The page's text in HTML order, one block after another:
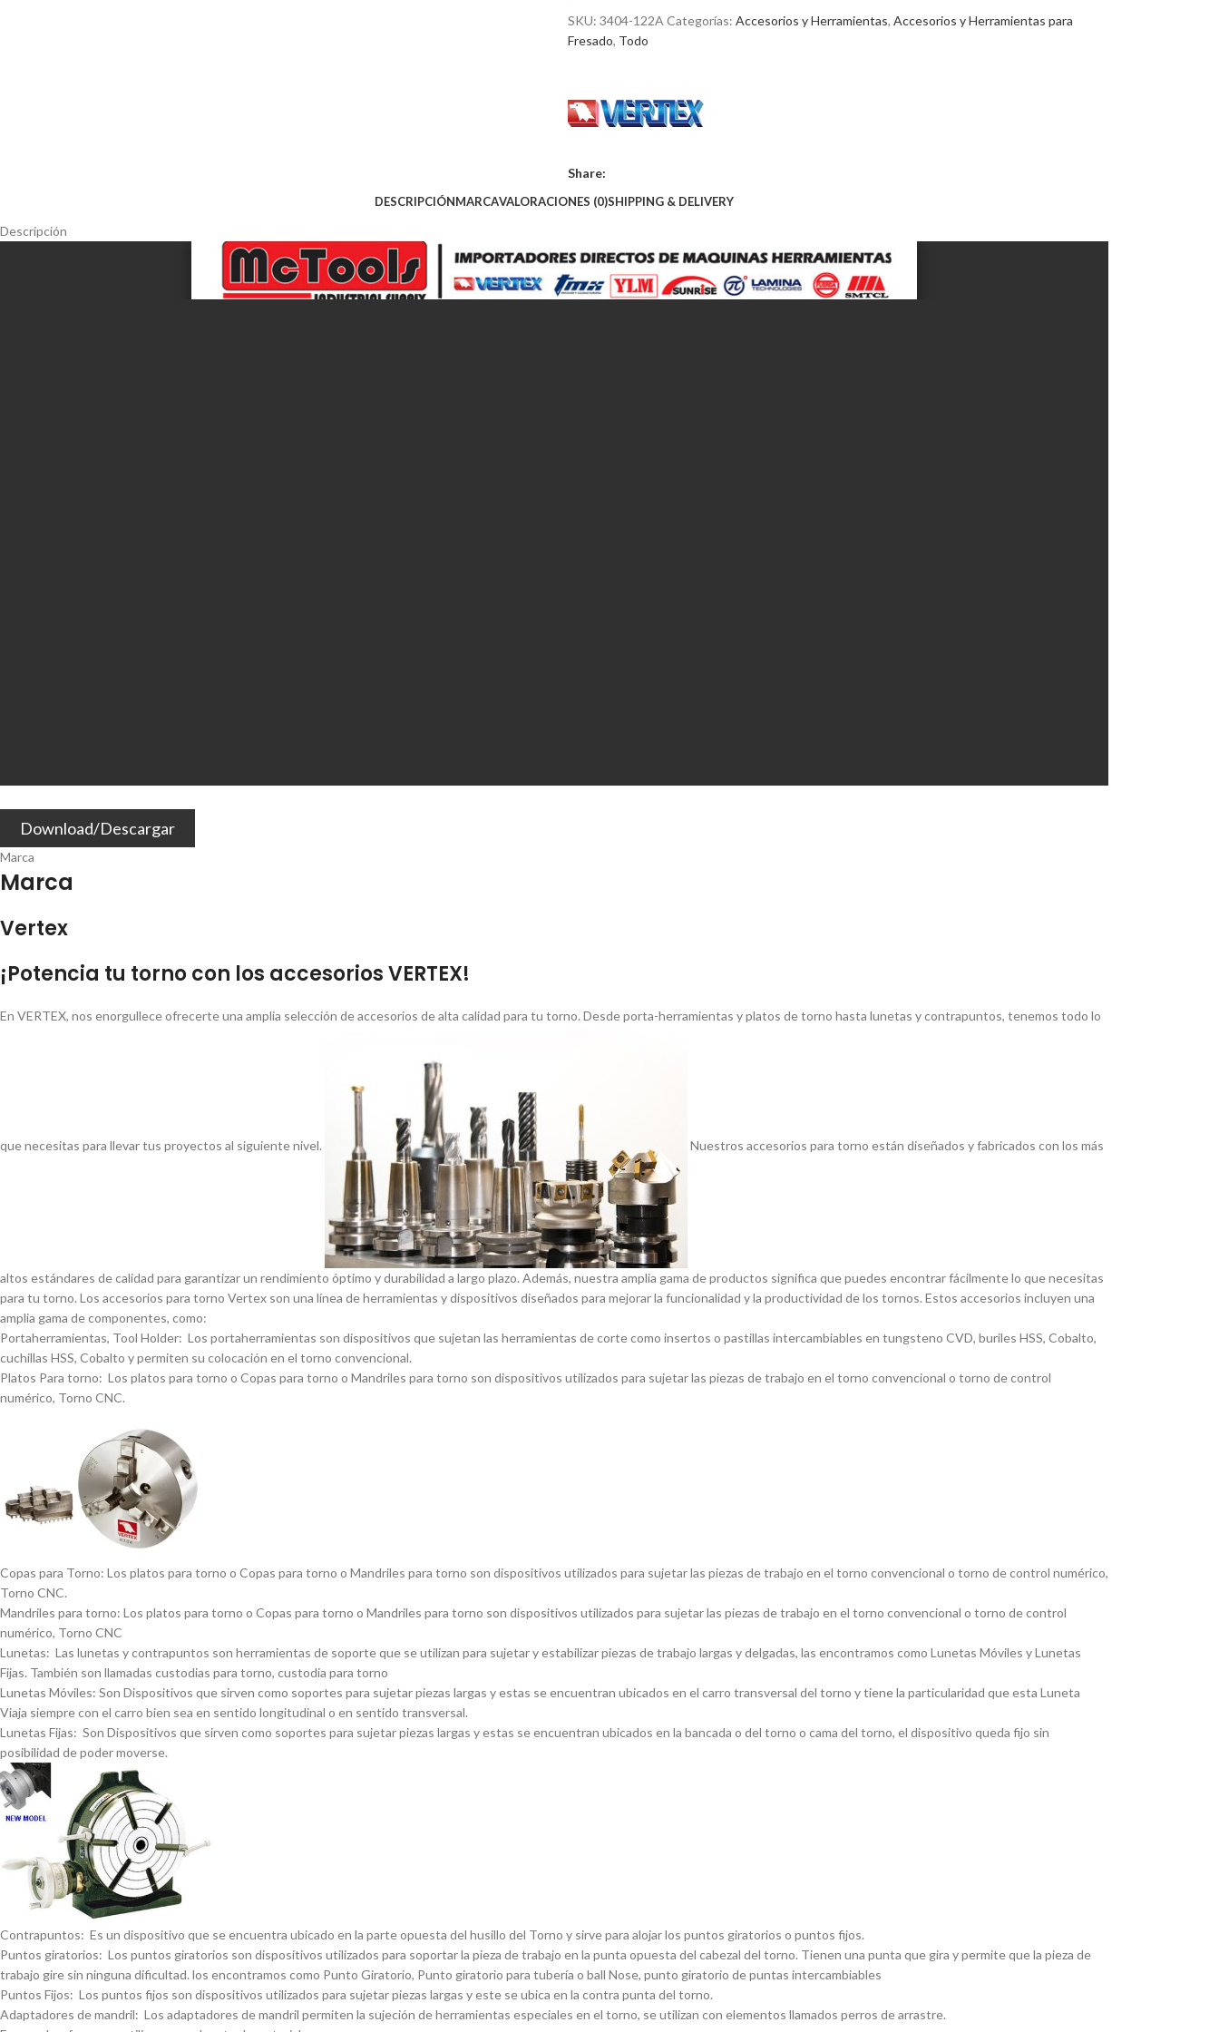
SKU: 3404-122A Categorías: Accesorios y Herramientas, Accesorios y Herramientas para
Fresado, Todo
Share:
DESCRIPCIÓNMARCAVALORACIONES (0)SHIPPING & DELIVERY
Descripción
Download/Descargar
Marca
Marca
Vertex
¡Potencia tu torno con los accesorios VERTEX!
En VERTEX, nos enorgullece ofrecerte una amplia selección de accesorios de alta calidad para tu torno. Desde porta-herramientas y platos de torno hasta lunetas y contrapuntos, tenemos todo lo
que necesitas para llevar tus proyectos al siguiente nivel. Nuestros accesorios para torno están diseñados y fabricados con los más
altos estándares de calidad para garantizar un rendimiento óptimo y durabilidad a largo plazo. Además, nuestra amplia gama de productos significa que puedes encontrar fácilmente lo que necesitas
para tu torno. Los accesorios para torno Vertex son una lí­nea de herramientas y dispositivos diseñados para mejorar la funcionalidad y la productividad de los tornos. Estos accesorios incluyen una
amplia gama de componentes, como:
Portaherramientas, Tool Holder: Los portaherramientas son dispositivos que sujetan las herramientas de corte como insertos o pastillas intercambiables en tungsteno CVD, buriles HSS, Cobalto,
cuchillas HSS, Cobalto y permiten su colocación en el torno convencional.
Platos Para torno: Los platos para torno o Copas para torno o Mandriles para torno son dispositivos utilizados para sujetar las piezas de trabajo en el torno convencional o torno de control
numérico, Torno CNC.
Copas para Torno: Los platos para torno o Copas para torno o Mandriles para torno son dispositivos utilizados para sujetar las piezas de trabajo en el torno convencional o torno de control numérico,
Torno CNC.
Mandriles para torno: Los platos para torno o Copas para torno o Mandriles para torno son dispositivos utilizados para sujetar las piezas de trabajo en el torno convencional o torno de control
numérico, Torno CNC
Lunetas: Las lunetas y contrapuntos son herramientas de soporte que se utilizan para sujetar y estabilizar piezas de trabajo largas y delgadas, las encontramos como Lunetas Móviles y Lunetas
Fijas. También son llamadas custodias para torno, custodia para torno
Lunetas Móviles: Son Dispositivos que sirven como soportes para sujetar piezas largas y estas se encuentran ubicados en el carro transversal del torno y tiene la particularidad que esta Luneta
Viaja siempre con el carro bien sea en sentido longitudinal o en sentido transversal.
Lunetas Fijas: Son Dispositivos que sirven como soportes para sujetar piezas largas y estas se encuentran ubicados en la bancada o del torno o cama del torno, el dispositivo queda fijo sin
posibilidad de poder moverse.
Contrapuntos: Es un dispositivo que se encuentra ubicado en la parte opuesta del husillo del Torno y sirve para alojar los puntos giratorios o puntos fijos.
Puntos giratorios: Los puntos giratorios son dispositivos utilizados para soportar la pieza de trabajo en la punta opuesta del cabezal del torno. Tienen una punta que gira y permite que la pieza de
trabajo gire sin ninguna dificultad. los encontramos como Punto Giratorio, Punto giratorio para tuberí­a o ball Nose, punto giratorio de puntas intercambiables
Puntos Fijos: Los puntos fijos son dispositivos utilizados para sujetar piezas largas y este se ubica en la contra punta del torno.
Adaptadores de mandril: Los adaptadores de mandril permiten la sujeción de herramientas especiales en el torno, se utilizan con elementos llamados perros de arrastre.